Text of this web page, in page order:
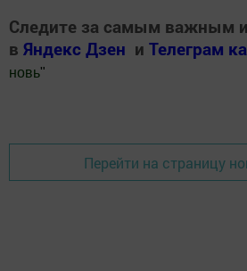
Следите за самым важным
в Яндекс Дзен и Телеграм
новь"
Перейти на страницу